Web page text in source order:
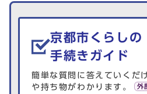
生活情報を探す
京都市くらしの
手続きガイド
簡単な質問に答えていくだ
や持ち物がわかります。